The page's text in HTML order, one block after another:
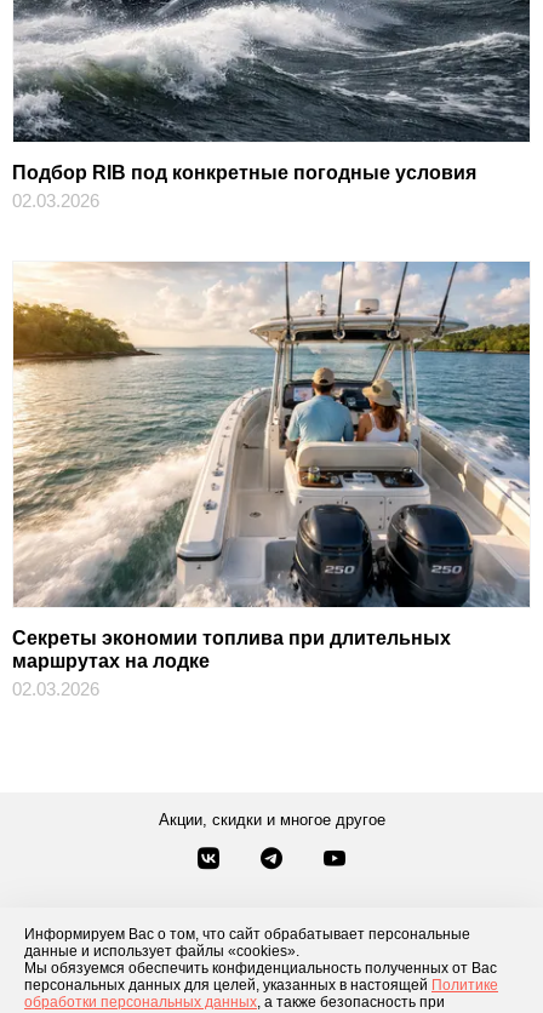
Информируем Вас о том, что сайт обрабатывает персональные
данные и использует файлы «cookies».
Мы обязуемся обеспечить конфиденциальность полученных от Вас
персональных данных для целей, указанных в настоящей Политике
обработки персональных данных, а также безопасность при
Подбор RIB под конкретные погодные условия
02.03.2026
Секреты экономии топлива при длительных
маршрутах на лодке
02.03.2026
Акции, скидки и многое другое
Контакты
Посмотреть другие способы связи
Каталог товаров О компании Доставка и оплата Блог